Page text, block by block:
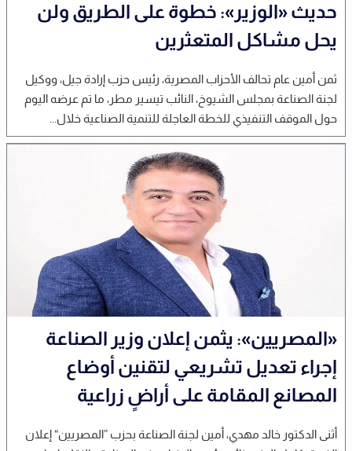
حديث «الوزير»: خطوة على الطريق ولن
يحل مشاكل المتعثرين
ثمن أمين عام تحالف الأحزاب المصرية، رئيس حزب إرادة جيل، ووكيل
لجنة الصناعة بمجلس الشيوخ، النائب تيسير مطر، ما تم عرضه اليوم
حول الموقف التنفيذي للخطة العاجلة للتنمية الصناعية خلال...
«المصريين»: يثمن إعلان وزير الصناعة
إجراء تعديل تشريعي لتقنين أوضاع
المصانع المقامة على أراضٍ زراعية
أثنى الدكتور خالد مهدي، أمين لجنة الصناعة بحزب ”المصريين“ إعلان